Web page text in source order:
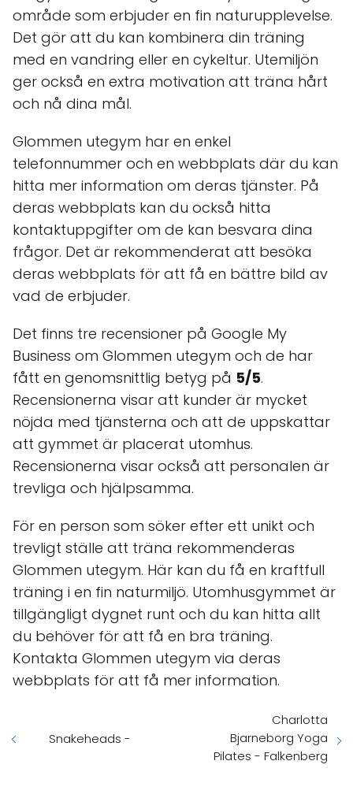
område som erbjuder en fin naturupplevelse.
Det gör att du kan kombinera din träning
med en vandring eller en cykeltur. Utemiljön
ger också en extra motivation att träna hårt
och nå dina mål.
Glommen utegym har en enkel
telefonnummer och en webbplats där du kan
hitta mer information om deras tjänster. På
deras webbplats kan du också hitta
kontaktuppgifter om de kan besvara dina
frågor. Det är rekommenderat att besöka
deras webbplats för att få en bättre bild av
vad de erbjuder.
Det finns tre recensioner på Google My
Business om Glommen utegym och de har
fått en genomsnittlig betyg på 5/5.
Recensionerna visar att kunder är mycket
nöjda med tjänsterna och att de uppskattar
att gymmet är placerat utomhus.
Recensionerna visar också att personalen är
trevliga och hjälpsamma.
För en person som söker efter ett unikt och
trevligt ställe att träna rekommenderas
Glommen utegym. Här kan du få en kraftfull
träning i en fin naturmiljö. Utomhusgymmet är
tillgängligt dygnet runt och du kan hitta allt
du behöver för att få en bra träning.
Kontakta Glommen utegym via deras
webbplats för att få mer information.
Snakeheads -
Charlotta
Bjarneborg Yoga
Pilates - Falkenberg